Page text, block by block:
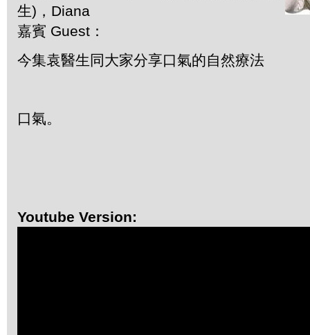
生)，Diana
嘉賓 Guest：
今集袁醫生同大家分享口氣的自然療法
口氣。
Youtube Version: